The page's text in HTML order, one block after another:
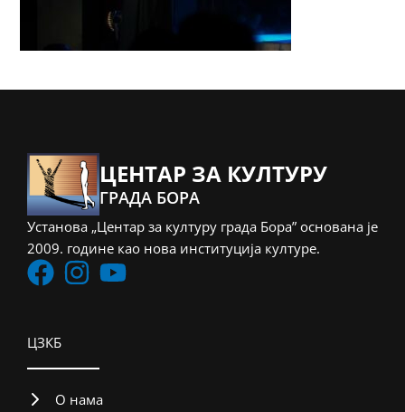
ЦЕНТАР ЗА КУЛТУРУ
ГРАДА БОРА
Установа „Центар за културу града Бора” основана је
2009. године као нова институција културе.
ЦЗКБ
О нама